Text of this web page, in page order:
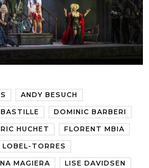
ANDY BESUCH
BASTILLE
DOMINIC BARBERI
HUCHET
FLORENT MBIA
LOBEL-TORRES
MAGIERA
LISE DAVIDSEN